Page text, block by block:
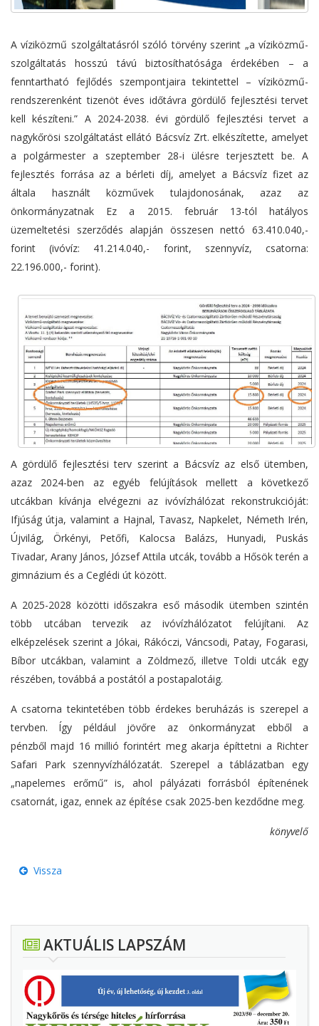
A víziközmű szolgáltatásról szóló törvény szerint „a víziközmű-
szolgáltatás hosszú távú biztosíthatósága érdekében – a
fenntartható fejlődés szempontjaira tekintettel – víziközmű-
rendszerenként tizenöt éves időtávra gördülő fejlesztési tervet
kell készíteni.” A 2024-2038. évi gördülő fejlesztési tervet a
nagykőrösi szolgáltatást ellátó Bácsvíz Zrt. elkészítette, amelyet
a polgármester a szeptember 28-i ülésre terjesztett be. A
fejlesztés forrása az a bérleti díj, amelyet a Bácsvíz fizet az
általa használt közművek tulajdonosának, azaz az
önkormányzatnak Ez a 2015. február 13-tól hatályos
üzemeltetési szerződés alapján összesen nettó 63.410.040,-
forint (ivóvíz: 41.214.040,- forint, szennyvíz, csatorna:
22.196.000,- forint).
A gördülő fejlesztési terv szerint a Bácsvíz az első ütemben,
azaz 2024-ben az egyéb felújítások mellett a következő
utcákban kívánja elvégezni az ivóvízhálózat rekonstrukcióját:
Ifjúság útja, valamint a Hajnal, Tavasz, Napkelet, Németh Irén,
Újvilág, Örkényi, Petőfi, Kalocsa Balázs, Hunyadi, Puskás
Tivadar, Arany János, József Attila utcák, tovább a Hősök terén a
gimnázium és a Ceglédi út között.
A 2025-2028 közötti időszakra eső második ütemben szintén
több utcában tervezik az ivóvízhálózatot felújítani. Az
elképzelések szerint a Jókai, Rákóczi, Váncsodi, Patay, Fogarasi,
Bíbor utcákban, valamint a Zöldmező, illetve Toldi utcák egy
részében, továbbá a postától a postapalotáig.
A csatorna tekintetében több érdekes beruházás is szerepel a
tervben. Így például jövőre az önkormányzat ebből a
pénzből majd 16 millió forintért meg akarja építtetni a Richter
Safari Park szennyvízhálózatát. Szerepel a táblázatban egy
„napelemes erőmű” is, ahol pályázati forrásból építenének
csatornát, igaz, ennek az építése csak 2025-ben kezdődne meg.
könyvelő
Vissza
AKTUÁLIS LAPSZÁM